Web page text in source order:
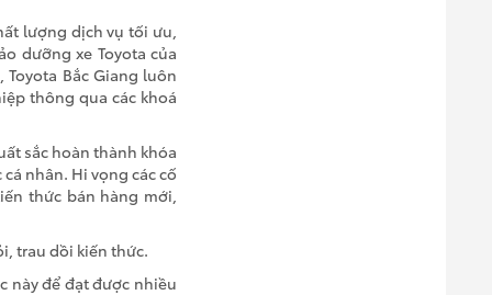
lượng dịch vụ tối ưu,
dưỡng xe Toyota của
Bắc Giang luôn
thông qua các khoá
sắc hoàn thành khóa
nhân. Hi vọng các cố
thức bán hàng mới,
trau dồi kiến thức.
này để đạt được nhiều